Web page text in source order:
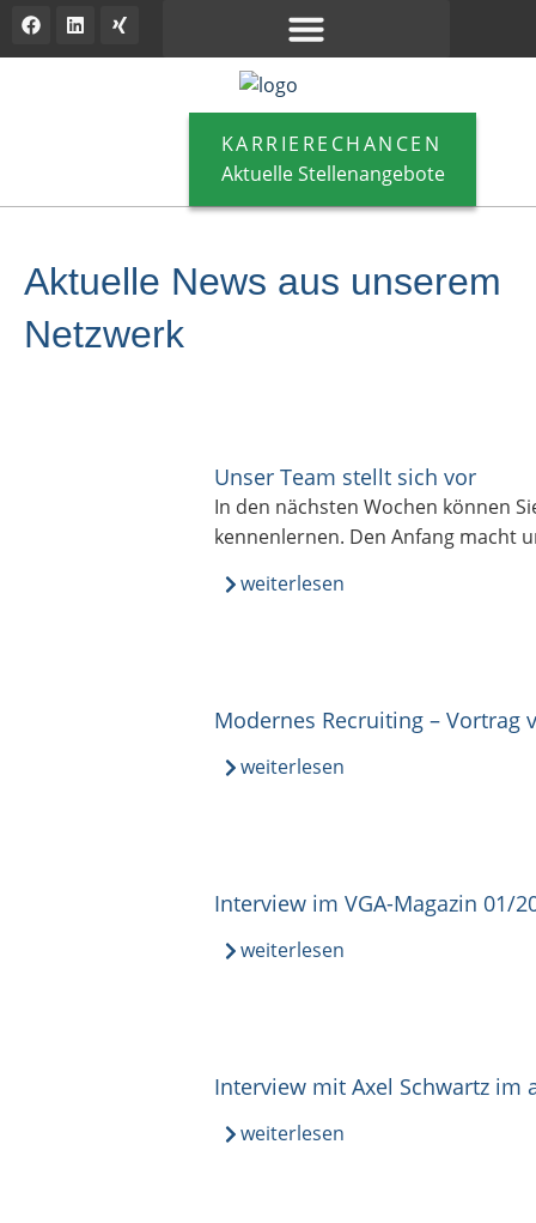
KARRIERECHANCEN
Aktuelle Stellenangebote
Aktuelle News aus unserem
Netzwerk
Unser Team stellt sich vor
In den nächsten Wochen können
kennenlernen. Den Anfang macht
weiterlesen
Modernes Recruiting – Vortrag
weiterlesen
Interview im VGA-Magazin 01/
weiterlesen
Interview mit Axel Schwartz im
weiterlesen